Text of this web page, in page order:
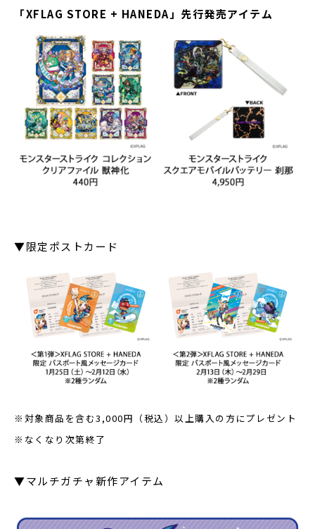
「XFLAG STORE + HANEDA」先行発売アイテム
▼限定ポストカード
※対象商品を含む3,000円（税込）以上購入の方にプレゼント
※なくなり次第終了
▼マルチガチャ新作アイテム